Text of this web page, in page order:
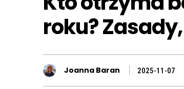
roku?
Joanna Baran 2025-11-07